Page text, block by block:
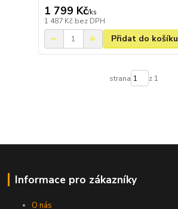
1 799 Kč/ks
1 487 Kč bez DPH
Přidat do košíku
strana z 1
Informace pro zákazníky
O nás